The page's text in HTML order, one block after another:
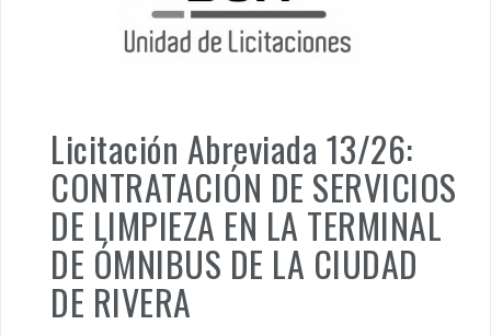
Licitación Abreviada 13/26:
CONTRATACIÓN DE SERVICIOS
DE LIMPIEZA EN LA TERMINAL
DE ÓMNIBUS DE LA CIUDAD
DE RIVERA